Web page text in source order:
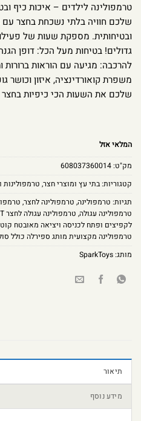
טרמפולינה לילדים – איכות כיף
שלכם חוויה בלתי נשכחת בחצר עם
ובטיחותית. מספקת שעות של
גדולים! בטיחות מעל הכל: דופן
להרכבה: מגיעה עם הוראות ברורות
משפרת קואורדינציה, איזון וכושר
שלכם את השעות הכי כיפיות
המלאי אזל
מק"ט:608037360014
קטגוריות:בתי עץ ומוצרי חצר, טרמפולינות
תגיות: טרמפולינה, טרמפולינה לחצר,
טרמפולינה עגולה, טרמפולינה עגולה לחצר 10FT
לקפיצים ופתח לכניסה ויציאה מאובטח קוטר 1.4
טרמפולינה מקצועית מותג ספירלה כולל
מותג:SparkToys
תיאור
מידע נוסף